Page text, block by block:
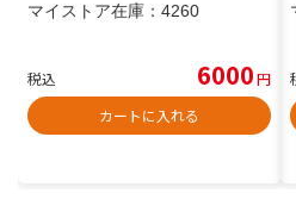
マイストア在庫： 4260
税込 6000円
カートに入れる